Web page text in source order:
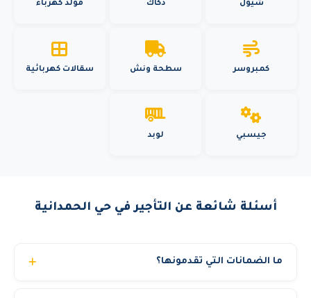
شيول دكاك مولد كهرباء
كمبروسر سطحة ونش سقالات كهربائية
جيسبي لوبد
أسئلة شائعة عن التأجير في حي الحمدانية
ما الضمانات التي تقدمونها؟